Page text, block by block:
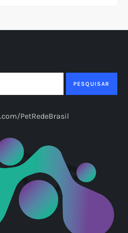
PESQUISAR
PetRedeBrasil